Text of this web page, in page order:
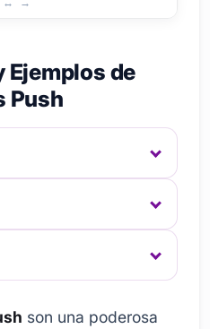
Ejemplos de
Push
son una poderosa